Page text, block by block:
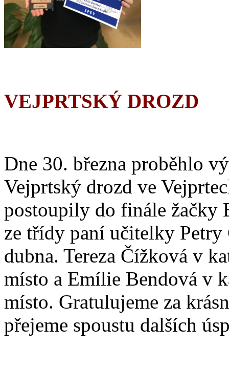
VEJPRTSKÝ DROZD
Dne 30. března proběhlo
Vejprtský drozd ve
postoupily do finále žačky
ze třídy paní učitelky
dubna. Tereza Čížková v
místo a Emílie Bendová v
místo. Gratulujeme za
přejeme spoustu dalších